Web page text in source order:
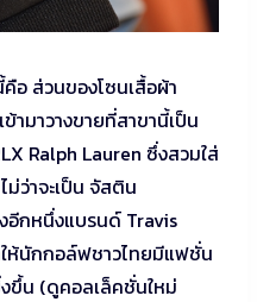
อ ส่วนของโซนเสื้อผ้า
มาวางขายที่สาขานี้เป็น
Ralph Lauren ซึ่งสวมใส่
ว่าจะเป็น จัสติน
อีกหนึ่งแบรนด์ Travis
ให้นักกอล์ฟชาวไทยมีแฟชั่น
ขึ้น (ดูคอลเล็คชั่นใหม่